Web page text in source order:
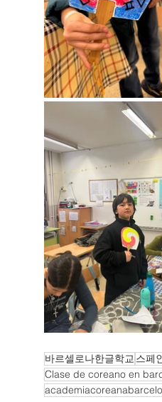
바르셀로나한글학교 스페
Clase de coreano en